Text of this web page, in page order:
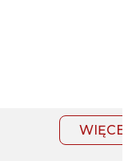
WIĘCEJ